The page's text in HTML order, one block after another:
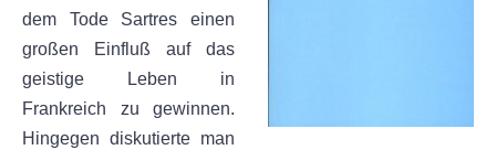
dem Tode Sartres einen
großen Einfluß auf das
geistige Leben in
Frankreich zu gewinnen.
Hingegen diskutierte man